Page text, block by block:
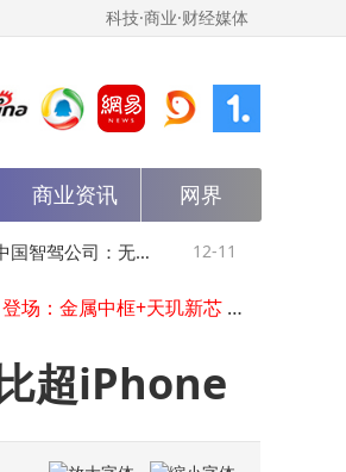
科技·商业·财经媒体
商业资讯 网界
智驾公司：无需 12-11
英伟达开源VLA引关注 中国智驾公司：无需慌张但需加速前行
二代哈弗H9穿越版来袭！23.29万享三把锁+800mm涉水，越野性能拉满
宝马加入特斯拉充电阵营 今年特斯拉超级充电桩已开放给15家车企
AI开发新突破：MCP协议引领智能体开发实战，59课时解锁新技能
超iPhone